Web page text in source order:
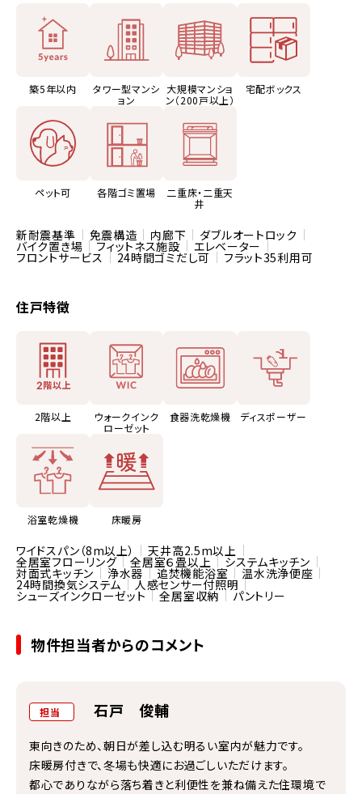
築5年以内
タワー型マンシ
ョン
大規模マンショ
ン（200戸以上）
宅配ボックス
ペット可 各階ゴミ置場
二重床・二重天
井
新耐震基準 免震構造 内廊下 ダブルオートロック
バイク置き場 フィットネス施設 エレベーター
フロントサービス 24時間ゴミだし可 フラット35利用可
住戸特徴
2階以上
ウォークインク
ローゼット
食器洗乾燥機 ディスポーザー
浴室乾燥機 床暖房
ワイドスパン（8m以上） 天井高2.5m以上
全居室フローリング 全居室６畳以上 システムキッチン
対面式キッチン 浄水器 追焚機能浴室 温水洗浄便座
24時間換気システム 人感センサー付照明
シューズインクローゼット 全居室収納 パントリー
物件担当者からのコメント
担当 石戸 俊輔
東向きのため、朝日が差し込む明るい室内が魅力です。
床暖房付きで、冬場も快適にお過ごしいただけます。
都心でありながら落ち着きと利便性を兼ね備えた住環境で